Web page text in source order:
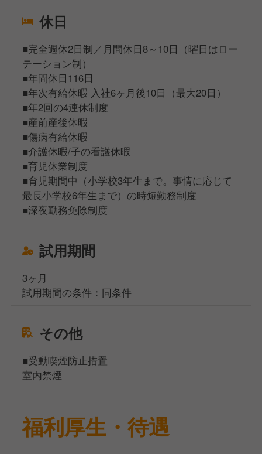
休日
■完全週休2日制／月間休日8～10日（曜日はロー
テーション制）
■年間休日116日
■年次有給休暇 入社6ヶ月後10日（最大20日）
■年2回の4連休制度
■産前産後休暇
■傷病有給休暇
■介護休暇/子の看護休暇
■育児休業制度
■育児期間中（小学校3年生まで。事情に応じて
最長小学校6年生まで）の時短勤務制度
■深夜勤務免除制度
試用期間
3ヶ月
試用期間の条件：同条件
その他
■受動喫煙防止措置
室内禁煙
福利厚生・待遇